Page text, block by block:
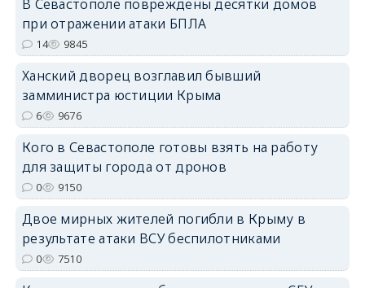
В Севастополе повреждены десятки домов
при отражении атаки БПЛА
14 9845
Ханский дворец возглавил бывший
замминистра юстиции Крыма
6 9676
Кого в Севастополе готовы взять на работу
для защиты города от дронов
0 9150
Двое мирных жителей погибли в Крыму в
результате атаки ВСУ беспилотниками
0 7510